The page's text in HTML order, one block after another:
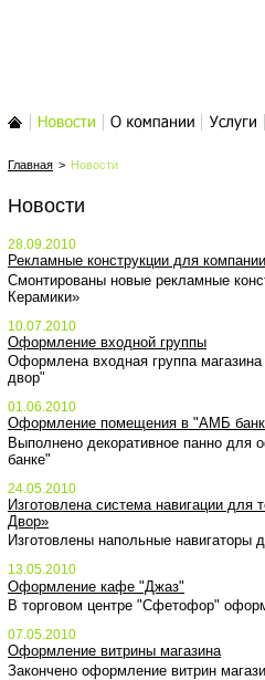
Главная > Новости
Новости
28.09.2010
Рекламные конструкции для
Смонтированы новые рекламные
Керамики»
10.07.2010
Оформление входной группы
Оформлена входная группа
двор"
01.06.2010
Оформление помещения в "АМБ
Выполнено декоративное панно
банке"
24.05.2010
Изготовлена система навигации для
Двор»
Изготовлены напольные навигаторы
13.05.2010
Оформление кафе "Джаз"
В торговом центре "Сфетофор"
07.05.2010
Оформление витрины магазина
Закончено оформление витрин